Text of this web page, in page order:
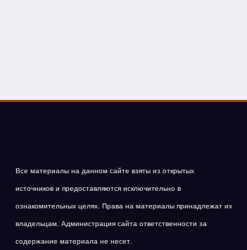
Все материалы на данном сайте взяты из открытых
источников и предоставляются исключительно в
ознакомительных целях. Права на материалы принадлежат их
владельцам. Администрация сайта ответственности за
содержание материала не несет.